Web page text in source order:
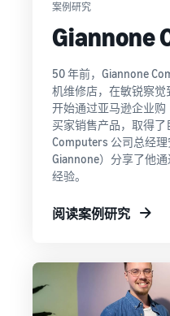
案例研究
Giannone
50 年前，Giannone
机维修店，在敏锐察
开始通过亚马逊企业购
买家销售产品，取得
Computers 公司总经
Giannone）分享了他
经验。
阅读案例研究